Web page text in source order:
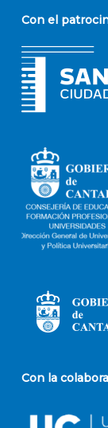
Con el
Con la